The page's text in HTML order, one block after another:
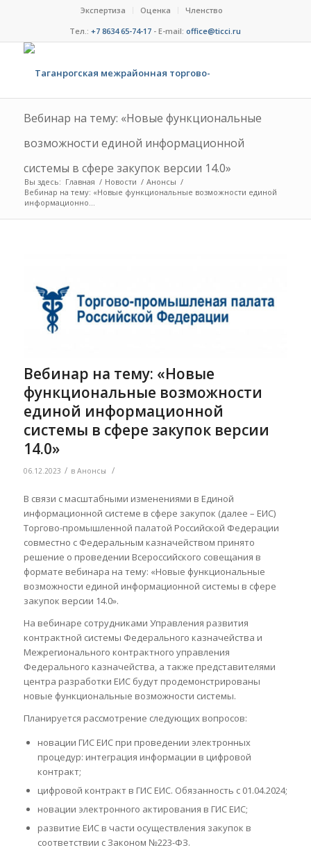
Экспертиза Оценка
Членство
Тел.:+7 8634 65-74-17 - E-mail:office@ticci.ru
Вебинар на тему: «Новые функциональные
возможности единой информационной
системы в сфере закупок версии 14.0»
Вы здесь: Главная / Новости / Анонсы /
Вебинар на тему: «Новые функциональные возможности единой
информационно...
Вебинар на тему: «Новые
функциональные возможности
единой информационной
системы в сфере закупок версии
14.0»
06.12.2023 / в Анонсы /
В связи с масштабными изменениями в Единой
информационной системе в сфере закупок (далее – ЕИС)
Торгово-промышленной палатой Российской Федерации
совместно с Федеральным казначейством принято
решение о проведении Всероссийского совещания в
формате вебинара на тему: «Новые функциональные
возможности единой информационной системы в сфере
закупок версии 14.0».
На вебинаре сотрудниками Управления развития
контрактной системы Федерального казначейства и
Межрегионального контрактного управления
Федерального казначейства, а также представителями
центра разработки ЕИС будут продемонстрированы
новые функциональные возможности системы.
Планируется рассмотрение следующих вопросов:
новации ГИС ЕИС при проведении электронных
процедур: интеграция информации в цифровой
контракт;
цифровой контракт в ГИС ЕИС. Обязанность с 01.04.2024;
новации электронного актирования в ГИС ЕИС;
развитие ЕИС в части осуществления закупок в
соответствии с Законом №223-ФЗ.